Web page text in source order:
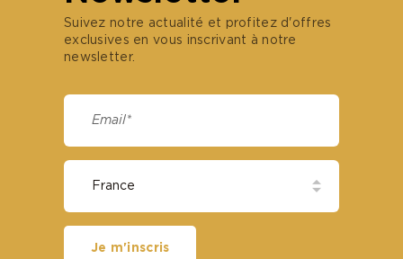
Suivez notre actualité et profitez d'offres
exclusives en vous inscrivant à notre
newsletter.
Je m'inscris